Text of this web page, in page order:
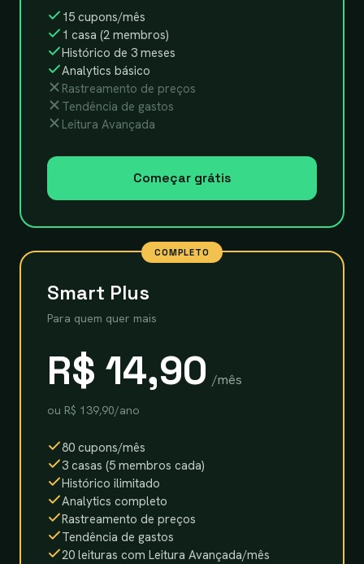
15 cupons/mês
1 casa (2 membros)
Histórico de 3 meses
Analytics básico
Rastreamento de preços
Tendência de gastos
Leitura Avançada
Começar grátis
COMPLETO
Smart Plus
Para quem quer mais
R$ 14,90 /mês
ou R$ 139,90/ano
80 cupons/mês
3 casas (5 membros cada)
Histórico ilimitado
Analytics completo
Rastreamento de preços
Tendência de gastos
20 leituras com Leitura Avançada/mês